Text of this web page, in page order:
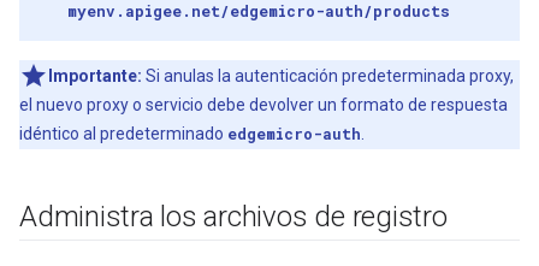
myenv.apigee.net/edgemicro-auth/products
Importante: Si anulas la autenticación predeterminada proxy,
el nuevo proxy o servicio debe devolver un formato de respuesta
idéntico al predeterminado edgemicro-auth
Administra los archivos de registro